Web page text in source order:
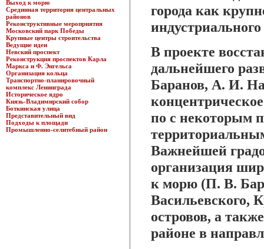
Выход к морю
Срединная территория центральных
районов
Реконструктивные мероприятия
Московский парк Победы
Крупные центры строительства
Ведущие идеи
Невский проспект
Реконструкция проспектов Карла
Маркса и Ф. Энгельса
Организация кольца
Транспортно-планировочный
комплекс Ленинграда
Историческое ядро
Князь-Владимирский собор
Боткинская улица
Представительный вид
Подходы к площади
Промышленно-селитебный район
города как
В проекте
дальнейшего
Баранов, А. И.
по с некоторым
Важнейшей
организация
к морю (П. В.
Васильевского,
островов, а
районе в